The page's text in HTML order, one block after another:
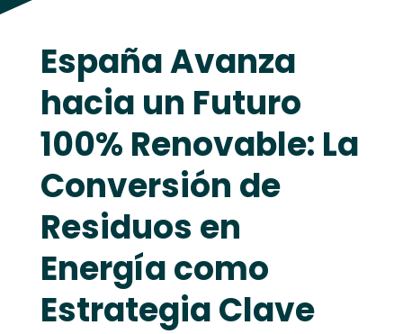
España Avanza
hacia un Futuro
100% Renovable: La
Conversión de
Residuos en
Energía como
Estrategia Clave